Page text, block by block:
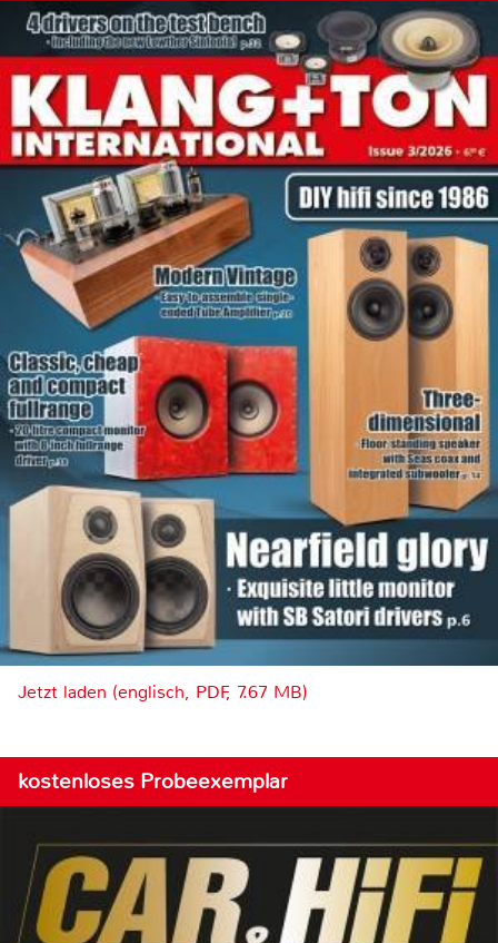
Jetzt laden (englisch, PDF, 7.67 MB)
kostenloses Probeexemplar